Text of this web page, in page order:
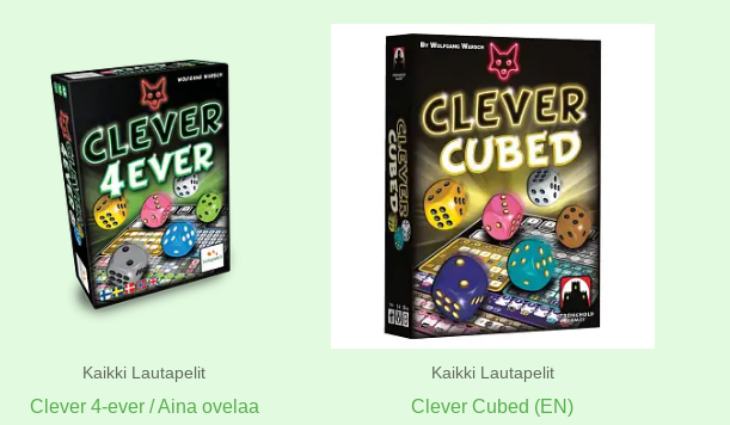
Kaikki Lautapelit
Clever 4-ever / Aina ovelaa
Kaikki Lautapelit
Clever Cubed (EN)